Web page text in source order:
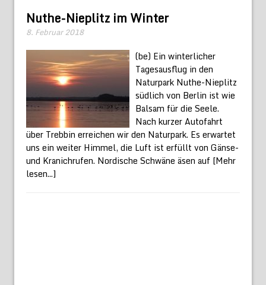
Nuthe-Nieplitz im Winter
8. Februar 2018
(be) Ein winterlicher
Tagesausflug in den
Naturpark Nuthe-Nieplitz
südlich von Berlin ist wie
Balsam für die Seele.
Nach kurzer Autofahrt
über Trebbin erreichen wir den Naturpark. Es erwartet
uns ein weiter Himmel, die Luft ist erfüllt von Gänse-
und Kranichrufen. Nordische Schwäne äsen auf [Mehr
lesen...]